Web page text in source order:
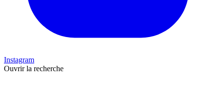
Instagram
Ouvrir la recherche